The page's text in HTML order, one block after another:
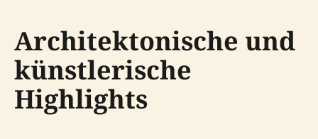
Architektonische und
künstlerische
Highlights